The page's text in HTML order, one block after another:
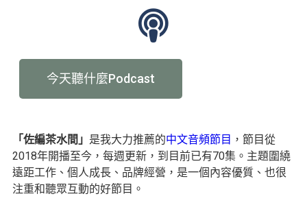
今天聽什麼Podcast
「佐編茶水間」 是我大力推薦的中文音頻節目 ，節目從
2018年開播至今，每週更新，到目前已有70集。主題圍繞
遠距工作、個人成長、品牌經營，是一個內容優質、也很
注重和聽眾互動的好節目。